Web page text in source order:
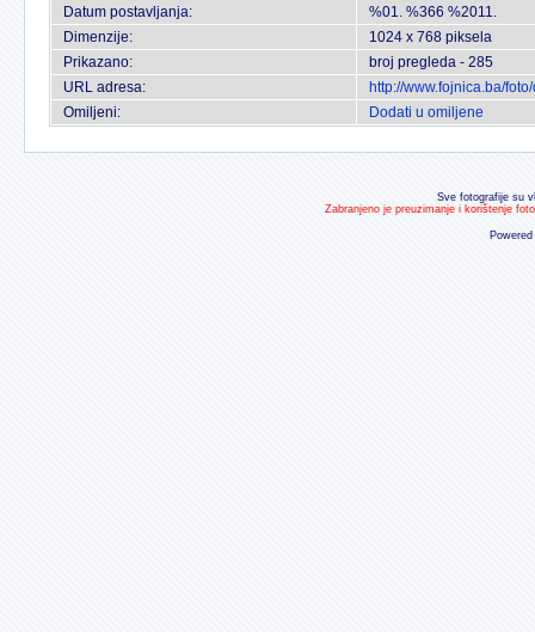
Datum postavljanja:
%01. %366 %2011.
Dimenzije:
1024 x 768 piksela
Prikazano:
broj pregleda - 285
URL adresa:
http://www.fojnica.ba/
Omiljeni:
Dodati u omiljene
Sve fotografije su
Zabranjeno je preuzimanje i korištenje